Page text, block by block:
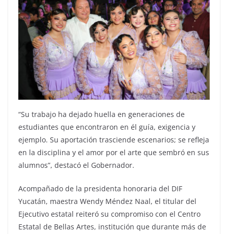
“Su trabajo ha dejado huella en generaciones de
estudiantes que encontraron en él guía, exigencia y
ejemplo. Su aportación trasciende escenarios; se refleja
en la disciplina y el amor por el arte que sembró en sus
alumnos”, destacó el Gobernador.
Acompañado de la presidenta honoraria del DIF
Yucatán, maestra Wendy Méndez Naal, el titular del
Ejecutivo estatal reiteró su compromiso con el Centro
Estatal de Bellas Artes, institución que durante más de